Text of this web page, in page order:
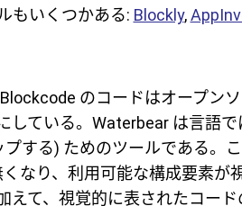
もいくつかある: Blockly,
のコードはオープン
している。Waterbear は言語
する) ためのツールである。
なり、利用可能な構成要素が
えて、視覚的に表されたコー